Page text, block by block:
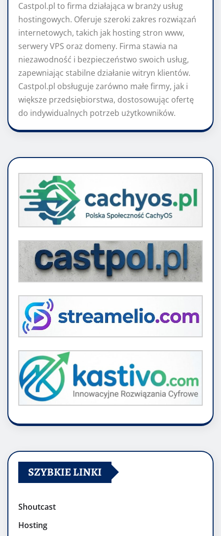
Castpol.pl to firma działająca w branży usług
hostingowych. Oferuje szeroki zakres rozwiązań
internetowych, takich jak hosting stron www,
serwery VPS oraz domeny. Firma stawia na
niezawodność i bezpieczeństwo swoich usług,
zapewniając stabilne działanie witryn klientów.
Castpol.pl obsługuje zarówno małe firmy, jak i
większe przedsiębiorstwa, dostosowując ofertę
do indywidualnych potrzeb użytkowników.
SZYBKIE LINKI
Shoutcast
Hosting